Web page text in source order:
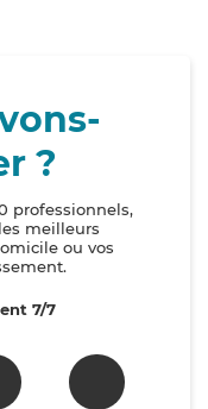
?
professionnels,
meilleurs
ou vos
7/7